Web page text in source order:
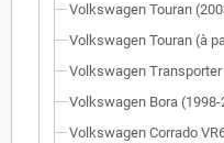
Volkswagen Touran
Volkswagen Touran (à
Volkswagen
Volkswagen Bora (1998-
Volkswagen Corrado